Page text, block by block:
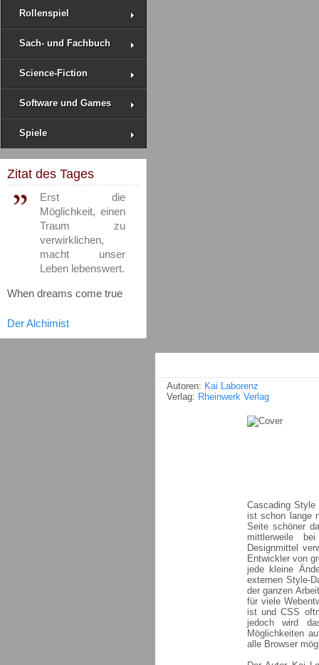
Rollenspiel
Sach- und Fachbuch
Science-Fiction
Software und Games
Spiele
Zitat des Tages
Erst die
Möglichkeit, einen
Traum zu
verwirklichen,
macht unser
Leben lebenswert.
When dreams come true
Der Alchimist
Autoren: Kai Laborenz
Verlag: Rheinwerk Verlag
Cascading
ist schon lange
Seite schöner
mittlerweile
Designmittel
Entwickler von
jede kleine
externen Style-
der ganzen
für viele
ist und CSS
jedoch wird
Möglichkeiten
alle Browser